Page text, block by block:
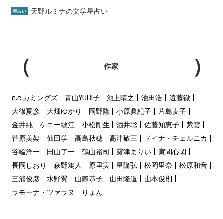
星占い 天野ルミナの文学星占い
作家
e.e.カミングズ 青山YURI子 池上晴之 池田浩
遠藤徹
大篠夏彦
大畑ゆかり 岡野隆 小原眞紀子
片島麦子
金井純
ケニー敏江 小松剛生 酒井聡 佐藤知恵子
紫雲
菅原美架
仙田学 高島秋穂 高津敬三
ドイナ・チェルニカ
谷輪洋一
田山了一 鶴山裕司 露津まりい
寅間心閑
長岡しおり
萩野篤人 原里実 星隆弘 松岡里奈
松原和音
三浦俊彦
水野翼 山際恭子 山田隆道
山本俊則
ラモーナ・ツァラヌ
りょん